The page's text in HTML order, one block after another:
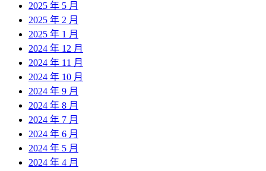
2025 年 5 月
2025 年 2 月
2025 年 1 月
2024 年 12 月
2024 年 11 月
2024 年 10 月
2024 年 9 月
2024 年 8 月
2024 年 7 月
2024 年 6 月
2024 年 5 月
2024 年 4 月